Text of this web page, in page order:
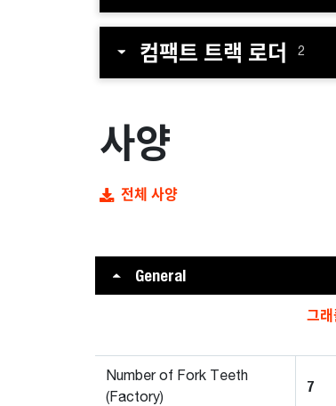
컴팩트 트랙 로더 2
사양
전체 사양
General
그
Number of Fork Teeth
(Factory)
7